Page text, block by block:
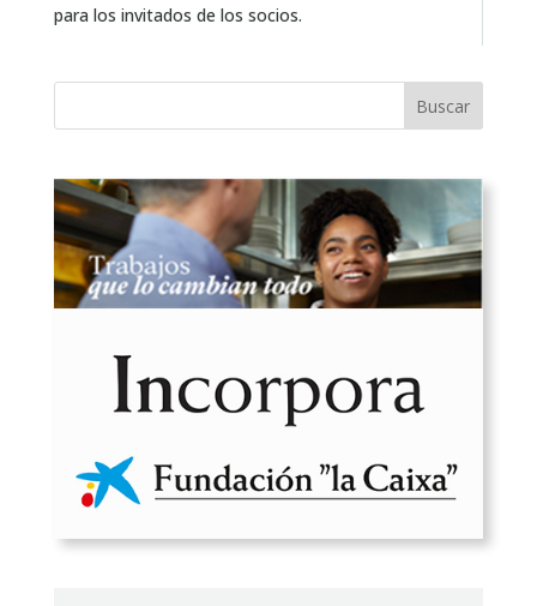
para los invitados de los socios.
Buscar